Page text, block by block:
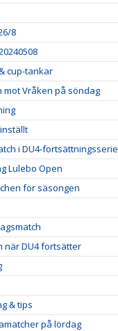
8
cup-tankar
mot Vråken på söndag
i DU4-fortsättningsserie
Lulebo Open
för säsongen
när DU4 fortsätter
& tips
på lördag